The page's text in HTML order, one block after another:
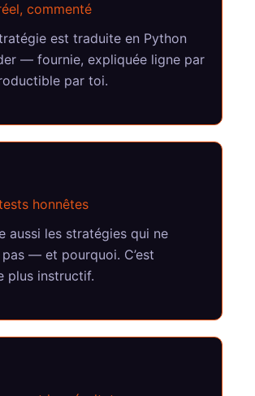
commenté
est traduite en Python
— fournie, expliquée ligne par
par toi.
honnêtes
aussi les stratégies qui ne
— et pourquoi. C’est
plus instructif.